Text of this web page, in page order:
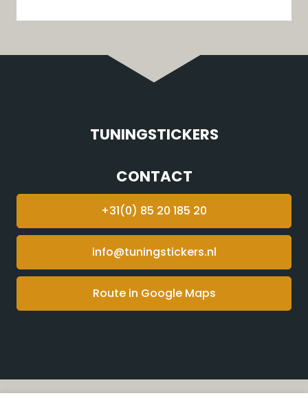
TUNINGSTICKERS
CONTACT
+31(0) 85 20 185 20
info@tuningstickers.nl
Route in Google Maps